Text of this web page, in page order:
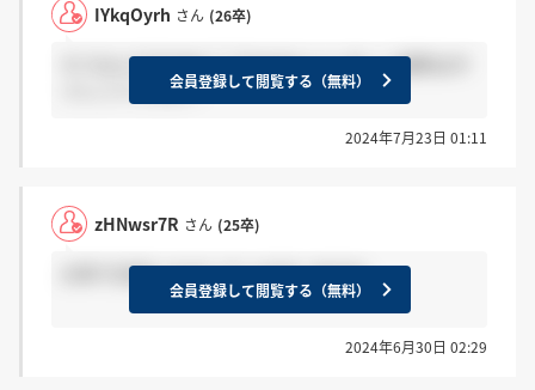
IYkqOyrh さん (26卒)
そうなんですかね？？ちなみにインターン選考はサ
イレントですか？会員登録して閲覧する（無料）
2024年7月23日 01:11
zHNwsr7R さん (25卒)
25卒で内定いただいている方いますか。
会員登録して閲覧する（無料）
2024年6月30日 02:29